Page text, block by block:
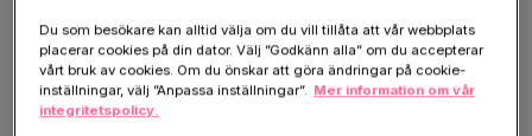
2. Sänk förväntningarna
Semestertiden kommer ofta med höga förväntningar –
Du som besökare kan alltid välja om du vill tillåta att vår webbplats
placerar cookies på din dator. Välj ”Godkänn alla” om du accepterar
vårt bruk av cookies. Om du önskar att göra ändringar på cookie-
inställningar, välj ”Anpassa inställningar”. Mer information om vår
integritetspolicy.